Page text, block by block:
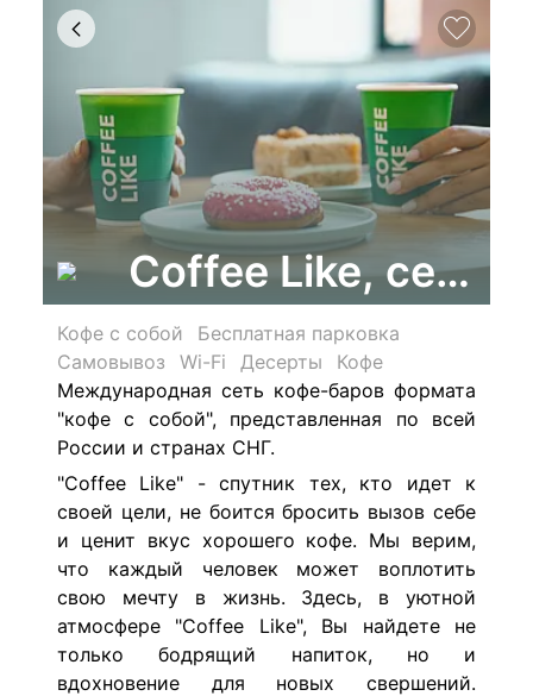
Coffee Like, сеть
Кофе с собой
Бесплатная парковка
Самовывоз
Wi-Fi Десерты
Кофе
Международная сеть кофе-баров формата
"кофе с собой", представленная по всей
России и странах СНГ.
"Coffee Like" - спутник тех, кто идет к
своей цели, не боится бросить вызов себе
и ценит вкус хорошего кофе. Мы верим,
что каждый человек может воплотить
свою мечту в жизнь. Здесь, в уютной
атмосфере "Coffee Like", Вы найдете не
только бодрящий напиток, но и
вдохновение для новых свершений.